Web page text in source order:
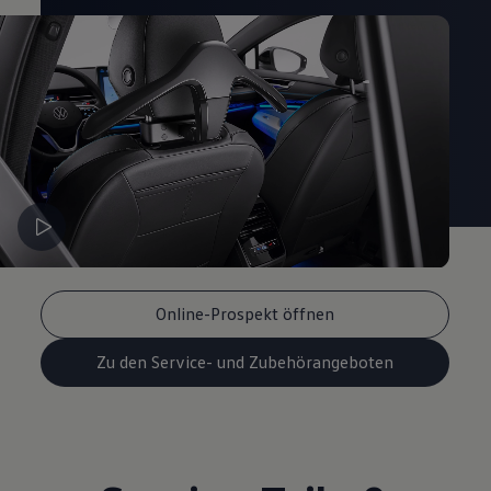
Magazin
Lifestyle
Transport
Familie
Elektromobilität
Volkswagen R
Pannen- und Unfallhilfe
Volkswagen Kundenbetreuung
Online-Prospekt öffnen
Zu den Service- und Zubehörangeboten